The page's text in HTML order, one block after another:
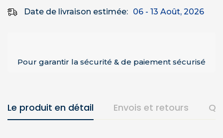
Date de livraison estimée: 06 - 13 Août, 2026
Pour garantir la sécurité & de paiement sécurisé
Le produit en détail Envois et retours